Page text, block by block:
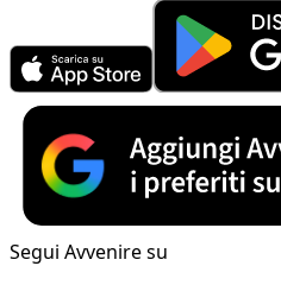
Segui Avvenire su